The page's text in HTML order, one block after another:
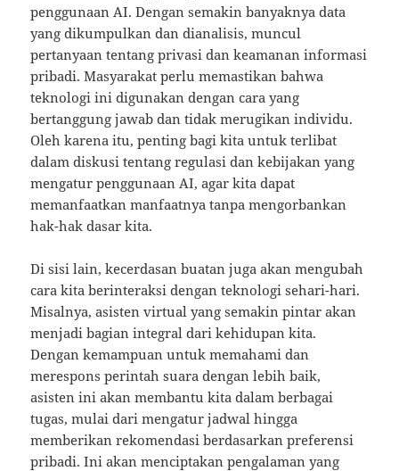
penggunaan AI. Dengan semakin banyaknya data
yang dikumpulkan dan dianalisis, muncul
pertanyaan tentang privasi dan keamanan informasi
pribadi. Masyarakat perlu memastikan bahwa
teknologi ini digunakan dengan cara yang
bertanggung jawab dan tidak merugikan individu.
Oleh karena itu, penting bagi kita untuk terlibat
dalam diskusi tentang regulasi dan kebijakan yang
mengatur penggunaan AI, agar kita dapat
memanfaatkan manfaatnya tanpa mengorbankan
hak-hak dasar kita.
Di sisi lain, kecerdasan buatan juga akan mengubah
cara kita berinteraksi dengan teknologi sehari-hari.
Misalnya, asisten virtual yang semakin pintar akan
menjadi bagian integral dari kehidupan kita.
Dengan kemampuan untuk memahami dan
merespons perintah suara dengan lebih baik,
asisten ini akan membantu kita dalam berbagai
tugas, mulai dari mengatur jadwal hingga
memberikan rekomendasi berdasarkan preferensi
pribadi. Ini akan menciptakan pengalaman yang